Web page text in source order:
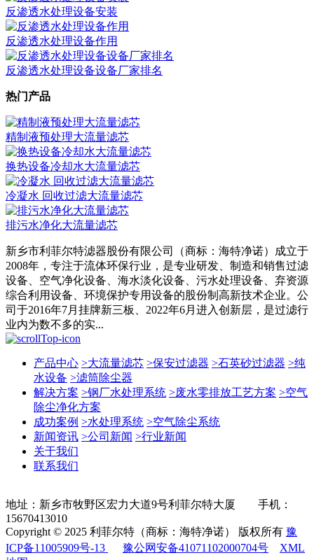
反渗透水处理设备安装
反渗透水处理设备作用
反渗透水处理设备设备厂家排名
热门产品
精制液预处理大流量滤芯
换热设备冷却水大流量滤芯
冷凝水 回收过滤大流量滤芯
排污水净化大流量滤芯
新乡市利菲尔特滤器股份有限公司（商标：海特净诺）成立于
2008年，专注于流体环保行业，是专业研发、制造和销售过滤
设备、空气净化设备、海水淡化设备、污水处理设备、弃资源
综合利用设备、环境保护专用设备的股份制高新技术企业。公
司于2016年7月挂牌新三板、2022年6月进入创新层，是过滤行
业内为数不多的实...
产品中心 >大流量滤芯 >保安过滤器 >石英砂过滤器 >纯
水设备 >滤筒除尘器
解决方案 >钢厂水处理系统 >废水零排放工艺方案 >空气
除尘净化方案
成功案例 >水处理系统 >空气除尘系统
新闻资讯 >公司新闻 >行业新闻
关于我们
联系我们
地址：新乡市牧野区宏力大道9号利菲尔特大厦 手机：
15670413010
Copyright © 2025 利菲尔特（商标：海特净诺） 版权所有 豫
ICP备11005909号-13
豫公网安备41071102000704号
XML